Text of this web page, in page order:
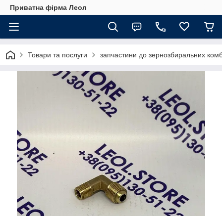
Приватна фірма Леол
Товари та послуги запчастини до зернозбиральних